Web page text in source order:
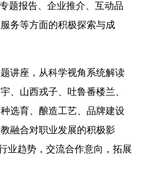
题报告、企业推介、互动品
务等方面的积极探索与成
讲座，从科学视角系统解读
、山西戎子、吐鲁番楼兰、
选育、酿造工艺、品牌建设
融合对职业发展的积极影
业趋势，交流合作意向，拓展